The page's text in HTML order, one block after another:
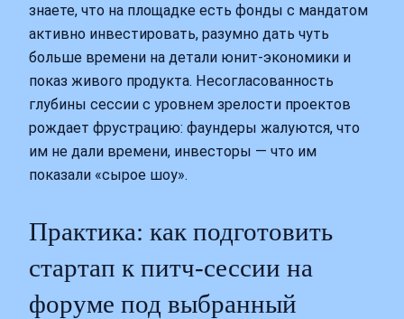
знаете, что на площадке есть фонды с мандатом
активно инвестировать, разумно дать чуть
больше времени на детали юнит-экономики и
показ живого продукта. Несогласованность
глубины сессии с уровнем зрелости проектов
рождает фрустрацию: фаундеры жалуются, что
им не дали времени, инвесторы — что им
показали «сырое шоу».
Практика: как подготовить
стартап к питч-сессии на
форуме под выбранный